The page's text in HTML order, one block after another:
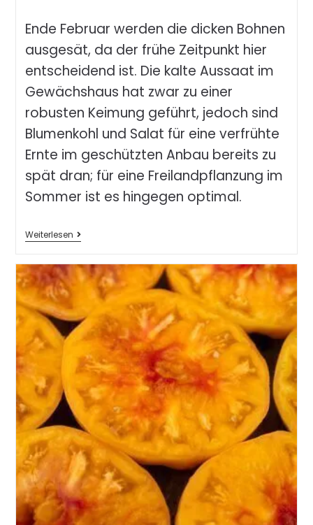
Ende Februar werden die dicken Bohnen
ausgesät, da der frühe Zeitpunkt hier
entscheidend ist. Die kalte Aussaat im
Gewächshaus hat zwar zu einer
robusten Keimung geführt, jedoch sind
Blumenkohl und Salat für eine verfrühte
Ernte im geschützten Anbau bereits zu
spät dran; für eine Freilandpflanzung im
Sommer ist es hingegen optimal.
Weiterlesen